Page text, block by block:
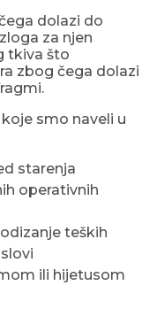
dolazi do
za njen
tkiva što
zbog čega dolazi
smo naveli u
starenja
operativnih
teških
ili hijetusom